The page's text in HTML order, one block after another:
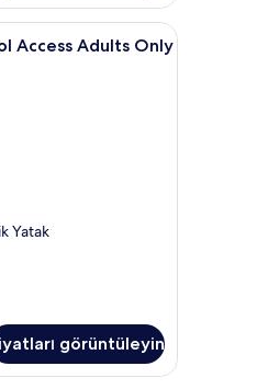
Melia Room with Pool Access
Access Adults Only
Yatak
görüntüleyin